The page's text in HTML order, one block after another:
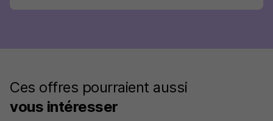
Ces offres pourraient aussi
vous intéresser